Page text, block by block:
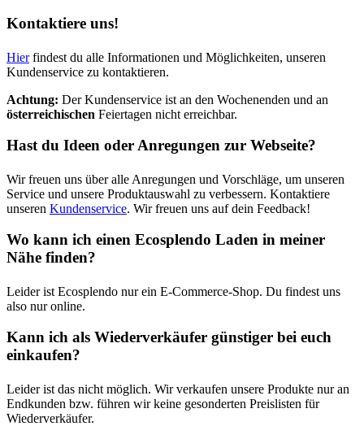
Kontaktiere uns!
Hierfindest du alle Informationen und Möglichkeiten, unseren
Kundenservice zu kontaktieren.
Achtung: Der Kundenservice ist an den Wochenenden und an
österreichischen Feiertagen nicht erreichbar.
Hast du Ideen oder Anregungen zur Webseite?
Wir freuen uns über alle Anregungen und Vorschläge, um unseren
Service und unsere Produktauswahl zu verbessern. Kontaktiere
unseren Kundenservice. Wir freuen uns auf dein Feedback!
Wo kann ich einen Ecosplendo Laden in meiner
Nähe finden?
Leider ist Ecosplendo nur ein E-Commerce-Shop. Du findest uns
also nur online.
Kann ich als Wiederverkäufer günstiger bei euch
einkaufen?
Leider ist das nicht möglich. Wir verkaufen unsere Produkte nur an
Endkunden bzw. führen wir keine gesonderten Preislisten für
Wiederverkäufer.